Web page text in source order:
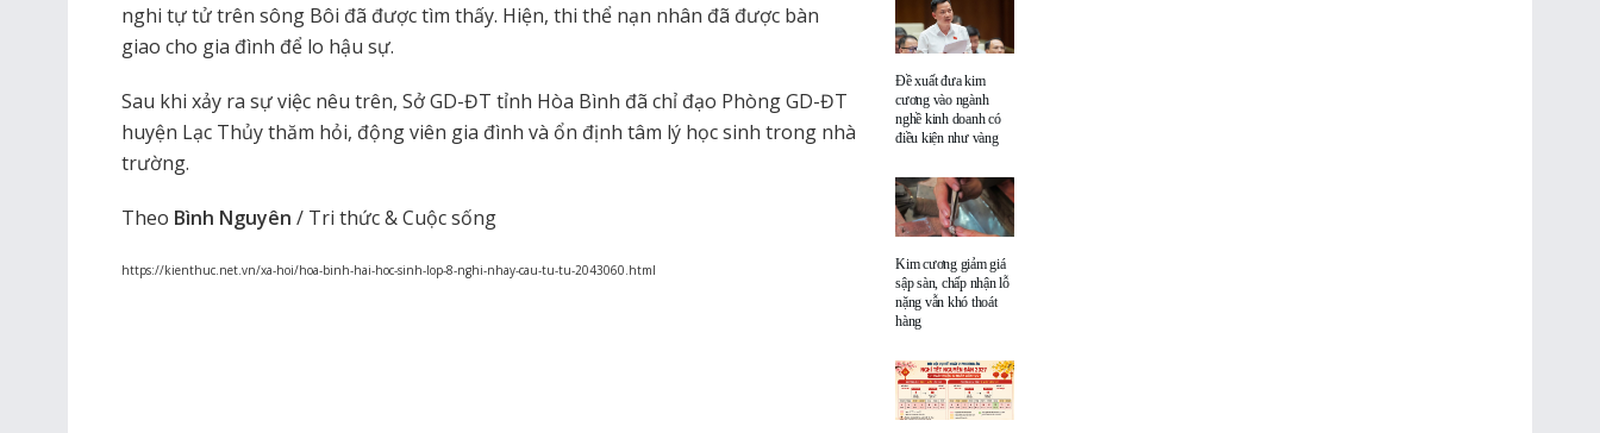
nghi tự tử trên sông Bôi đã được tìm thấy. Hiện, thi thể nạn nhân đã được bàn
giao cho gia đình để lo hậu sự.
Sau khi xảy ra sự việc nêu trên, Sở GD-ĐT tỉnh Hòa Bình đã chỉ đạo Phòng GD-ĐT
huyện Lạc Thủy thăm hỏi, động viên gia đình và ổn định tâm lý học sinh trong nhà
trường.
Theo Bình Nguyên / Tri thức & Cuộc sống
https://kienthuc.net.vn/xa-hoi/hoa-binh-hai-hoc-sinh-lop-8-nghi-nhay-cau-tu-tu-2043060.html
Đề xuất đưa kim
cương vào ngành
nghề kinh doanh có
điều kiện như vàng
Kim cương giảm giá
sập sàn, chấp nhận lỗ
nặng vẫn khó thoát
hàng